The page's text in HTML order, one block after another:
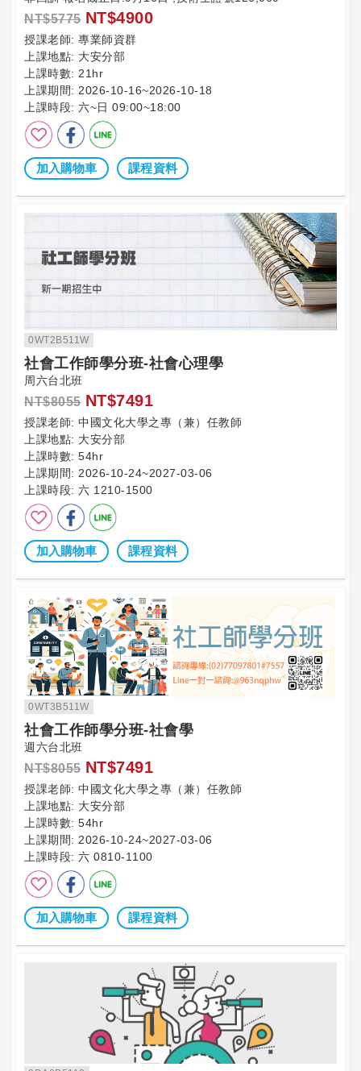
NT$5775 NT$4900
授課老師: 專業師資群
上課地點: 大安分部
上課時數: 21hr
上課期間: 2026-10-16~2026-10-18
上課時段: 六~日 09:00~18:00
加入購物車 課程資料
0WT2B511W
社會工作師學分班-社會心理學
周六台北班
NT$8055 NT$7491
授課老師: 中國文化大學之專（兼）任教師
上課地點: 大安分部
上課時數: 54hr
上課期間: 2026-10-24~2027-03-06
上課時段: 六 1210-1500
加入購物車 課程資料
0WT3B511W
社會工作師學分班-社會學
週六台北班
NT$8055 NT$7491
授課老師: 中國文化大學之專（兼）任教師
上課地點: 大安分部
上課時數: 54hr
上課期間: 2026-10-24~2027-03-06
上課時段: 六 0810-1100
加入購物車 課程資料